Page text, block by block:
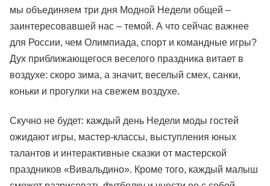
мы объединяем три дня Модной Недели общей –
заинтересовавшей нас – темой. А что сейчас важнее
для России, чем Олимпиада, спорт и командные игры?
Дух приближающегося веселого праздника витает в
воздухе: скоро зима, а значит, веселый смех, санки,
коньки и прогулки на свежем воздухе.
Скучно не будет: каждый день Недели моды гостей
ожидают игры, мастер-классы, выступления юных
талантов и интерактивные сказки от мастерской
праздников «Вивальдино». Кроме того, каждый малыш